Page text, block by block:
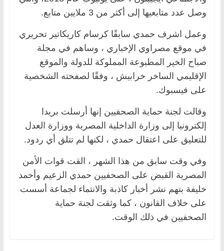
وصل عدد متابعيها إلى أكثر من 3 ملايين متابع.
وعمل اشرف حمدي سابقًا كرسام كاريكاتير تحريري
في موقع مصراوي الإخباري ، وساهم في مجلة
صباح الخير المطبوعة المملوكة للدولة والموقع
الإقليمي الساخر خرابيش ، وفقًا لصفحته الشخصية
على فيسبوك.
وقالت لجنة حماية الصحفيين إنها أرسلت بريدا
إلكترونيا إلى وزارة الداخلية المصرية ووزارة العدل
للتعليق على اعتقال حمدي ، لكنها لم تتلق أي ردود.
وفي وقت سابق من هذا الشهر ، القت قوات الأمن
المصرية القبض على الصحفيين حمدي الزعيم وأحمد
خليفة بتهم نشر أخبار كاذبة والانتماء لجماعة أسست
على خلاف القانون ، كما وثقت لجنة حماية
الصحفيين في ذلك الوقت.